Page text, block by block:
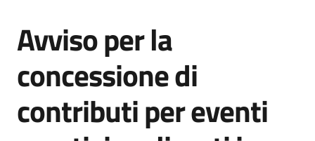
triennale
Bandi
Salta al contenuto
Avviso per la
concessione di
contributi per eventi